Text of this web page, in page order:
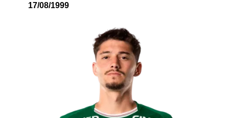
17/08/1999